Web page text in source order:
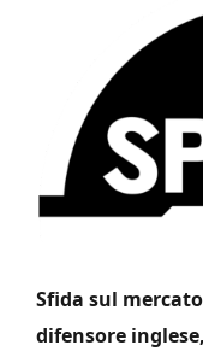
Sfida sul
difensore